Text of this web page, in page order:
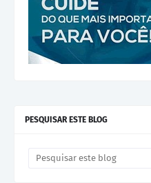
PESQUISAR ESTE BLOG